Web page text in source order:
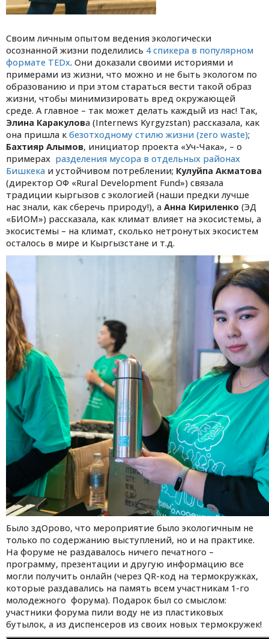
Своим личным опытом ведения экологически
осознанной жизни поделились 4 спикера в популярном
формате TEDx. Они доказали своими историями и
примерами из жизни, что можно и не быть экологом по
образованию и при этом стараться вести такой образ
жизни, чтобы минимизировать вред окружающей
среде. А главное – так может делать каждый из нас! Так,
Элина Каракулова (Internews Kyrgyzstan) рассказала, как
она пришла к безотходному стилю жизни (zero waste);
Бахтияр Алымов, инициатор проекта «Уч-Чака», – о
примерах разделения мусора в отдельных районах
Бишкека и устойчивом потреблении; Кулуйпа Акматова
(директор ОФ «Rural Development Fund») связала
традиции кыргызов с экологией (наши предки лучше
нас знали, как сберечь природу!), а Анна Кириленко (ЭД
«БИОМ») рассказала, как климат влияет на экосистемы, а
экосистемы – на климат, сколько нетронутых экосистем
осталось в мире и Кыргызстане и т.д.
Было здОрово, что мероприятие было экологичным не
только по содержанию выступлений, но и на практике.
На форуме не раздавалось ничего печатного –
программу, презентации и другую информацию все
могли получить онлайн (через QR-код на термокружках,
которые раздавались на память всем участникам 1-го
молодежного форума). Подарок был со смыслом:
участники форума пили воду не из пластиковых
бутылок, а из диспенсеров из своих новых термокружек!